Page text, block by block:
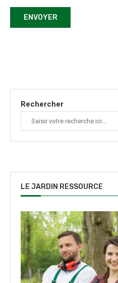
Rechercher
LE JARDIN RESSOURCE